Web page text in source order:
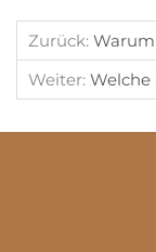
Zurück: Warum Muss
Weiter: Welche